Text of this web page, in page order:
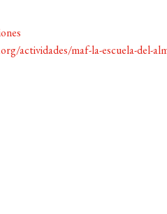
actividades/maf-la-escuela-del-